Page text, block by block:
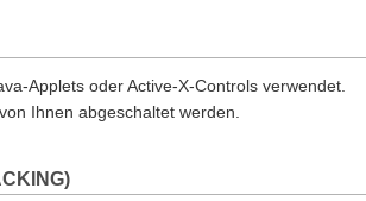
Applets oder Active-X-Controls verwendet.
Ihnen abgeschaltet werden.